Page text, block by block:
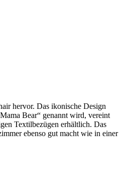
hervor. Das ikonische Design
Bear“ genannt wird, vereint
Textilbezügen erhältlich. Das
ebenso gut macht wie in einer